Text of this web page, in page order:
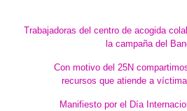
Trabajadoras del centro de acogida
la campaña del
Con motivo del 25N
recursos que atiende a
Manifiesto por el Día